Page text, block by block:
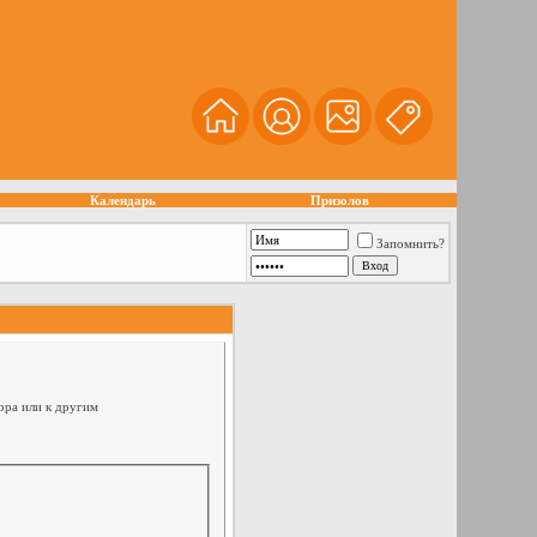
Календарь Призолов
Запомнить?
или к другим